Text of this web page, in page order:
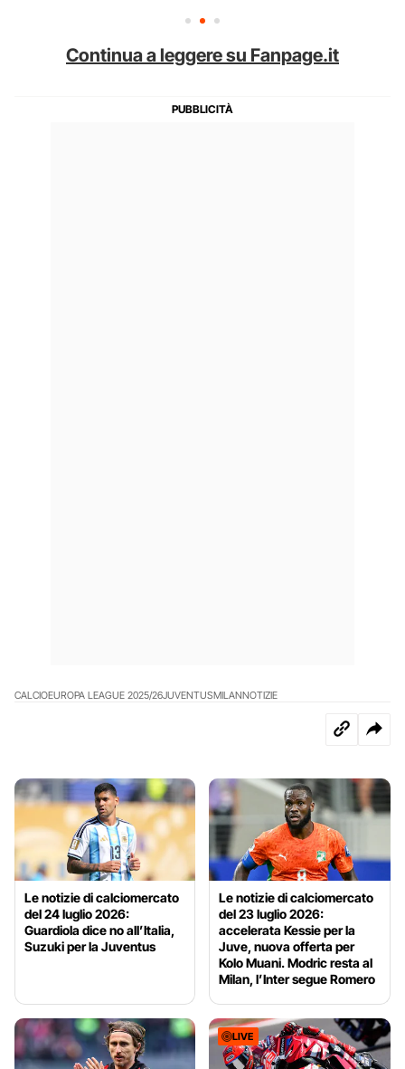
Continua a leggere su Fanpage.it
CALCIOEUROPA LEAGUE 2025/26JUVENTUSMILANNOTIZIE
Le notizie di calciomercato
del 24 luglio 2026:
Guardiola dice no all’Italia,
Suzuki per la Juventus
Le notizie di calciomercato
del 23 luglio 2026:
accelerata Kessie per la
Juve, nuova offerta per
Kolo Muani. Modric resta al
Milan, l’Inter segue Romero
LIVE